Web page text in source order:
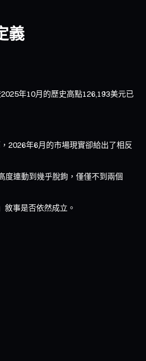
義
年10月的歷史高點126,193美元已
2026年6月的市場現實卻給出了相反
度連動到幾乎脫鉤，僅僅不到兩個
事是否依然成立。